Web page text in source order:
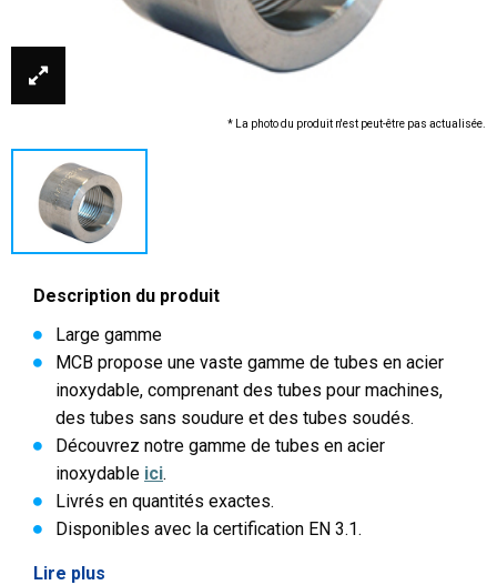
* La photo du produit n'est peut-être pas actualisée.
Description du produit
Large gamme
MCB propose une vaste gamme de tubes en acier
inoxydable, comprenant des tubes pour machines,
des tubes sans soudure et des tubes soudés.
Découvrez notre gamme de tubes en acier
inoxydable ici.
Livrés en quantités exactes.
Disponibles avec la certification EN 3.1.
Lire plus